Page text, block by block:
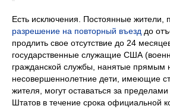
Есть исключения. Постоянные жители,
разрешение на повторный въезд до
продлить свое отсутствие до 24
государственные служащие США
гражданской службы, нанятые прямым
несовершеннолетние дети, имеющие
жителя, могут оставаться за
Штатов в течение срока официальной